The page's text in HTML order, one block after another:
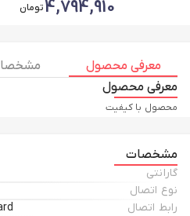
4,794,910تومان
معرفی محصول
معرفی محصول
محصول با کیفیت
مشخصات
گارانتی
نوع اتصال
رابط اتصال